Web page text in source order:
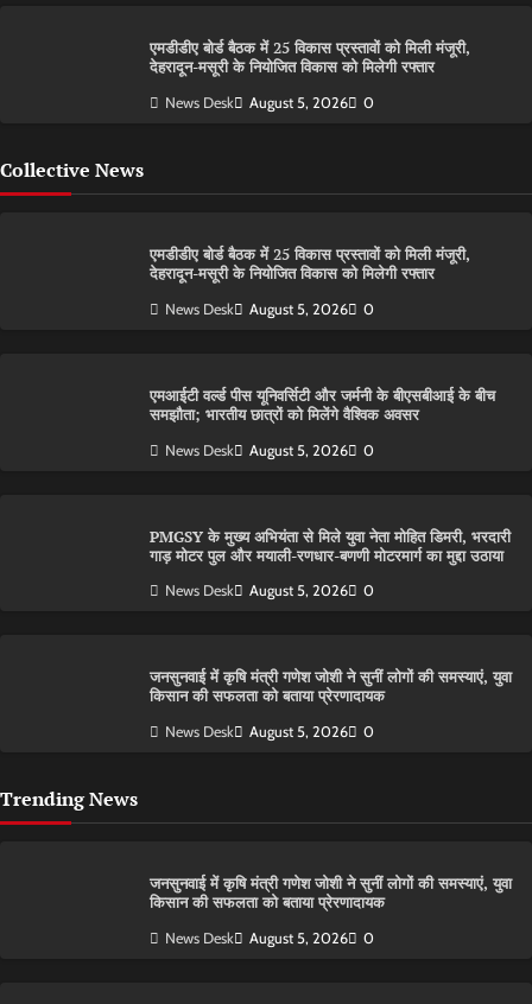
एमडीडीए बोर्ड बैठक में 25 विकास प्रस्तावों को मिली मंजूरी,
देहरादून-मसूरी के नियोजित विकास को मिलेगी रफ्तार
News Desk August 5, 2026 0
Collective News
एमडीडीए बोर्ड बैठक में 25 विकास प्रस्तावों को मिली मंजूरी,
देहरादून-मसूरी के नियोजित विकास को मिलेगी रफ्तार
News Desk August 5, 2026 0
एमआईटी वर्ल्ड पीस यूनिवर्सिटी और जर्मनी के बीएसबीआई के बीच
समझौता; भारतीय छात्रों को मिलेंगे वैश्विक अवसर
News Desk August 5, 2026 0
PMGSY के मुख्य अभियंता से मिले युवा नेता मोहित डिमरी, भरदारी
गाड़ मोटर पुल और मयाली-रणधार-बणणी मोटरमार्ग का मुद्दा उठाया
News Desk August 5, 2026 0
जनसुनवाई में कृषि मंत्री गणेश जोशी ने सुनीं लोगों की समस्याएं, युवा
किसान की सफलता को बताया प्रेरणादायक
News Desk August 5, 2026 0
Trending News
जनसुनवाई में कृषि मंत्री गणेश जोशी ने सुनीं लोगों की समस्याएं, युवा
किसान की सफलता को बताया प्रेरणादायक
News Desk August 5, 2026 0